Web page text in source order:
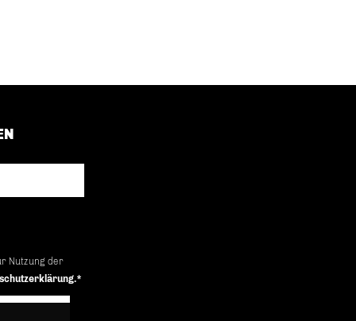
Nutzung der